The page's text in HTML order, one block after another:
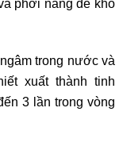
phơi nắng để khô
trong nước và
xuất thành tinh
3 lần trong vòng